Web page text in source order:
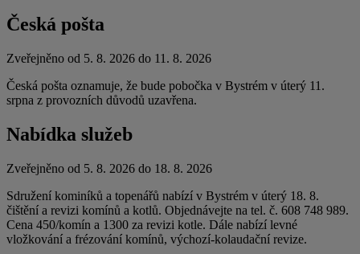
Česká pošta
Zveřejněno od 5. 8. 2026 do 11. 8. 2026
Česká pošta oznamuje, že bude pobočka v Bystrém v úterý 11.
srpna z provozních důvodů uzavřena.
Nabídka služeb
Zveřejněno od 5. 8. 2026 do 18. 8. 2026
Sdružení kominíků a topenářů nabízí v Bystrém v úterý 18. 8.
čištění a revizi komínů a kotlů. Objednávejte na tel. č. 608 748 989.
Cena 450/komín a 1300 za revizi kotle. Dále nabízí levné
vložkování a frézování komínů, výchozí-kolaudační revize.